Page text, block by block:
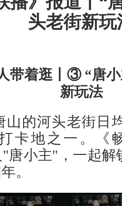
头老街新玩
带着逛丨③ “唐
新玩法
山的河头老街日
卡地之一。《
唐小主"，一起解
。